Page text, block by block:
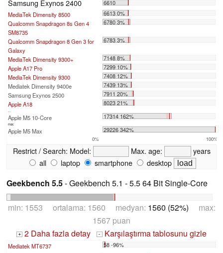
Samsung Exynos 2400
6610
MediaTek Dimensity 8500
6613 0%
Qualcomm Snapdragon 8s Gen 4
SM8735
6780 3%
Qualcomm Snapdragon 8 Gen 3 for
Galaxy
6783 3%
MediaTek Dimensity 9300+
7148 8%
Apple A17 Pro
7299 10%
MediaTek Dimensity 9300
7408 12%
Mediatek Dimensity 9400e
7439 13%
Samsung Exynos 2500
7911 20%
Apple A18
8023 21%
...
Apple M5 10-Core 17314 162%
max:
Apple M5 Max 29226 342%
0% 100%
Restrict / Search: Model: Max. age:
years
all
laptop smartphone desktop
Geekbench 5.5- Geekbench 5.1 - 5.5 64 Bit Single-Core
min: 1553 ortalama: 1560 medyan: 1560 (52%) max:
1567 puan
+ 2 Daha fazla detay - Karşılaştırma tablosunu gizle
Mediatek MT6737 58 -96%